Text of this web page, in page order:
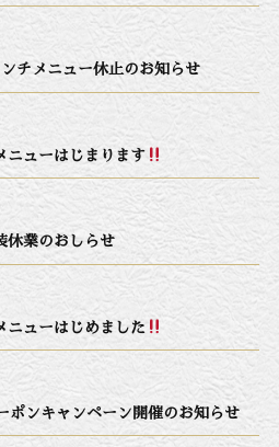
チメニュー休止のお知らせ
ニューはじまります
業のおしらせ
ニューはじめました
ポンキャンペーン開催のお知らせ